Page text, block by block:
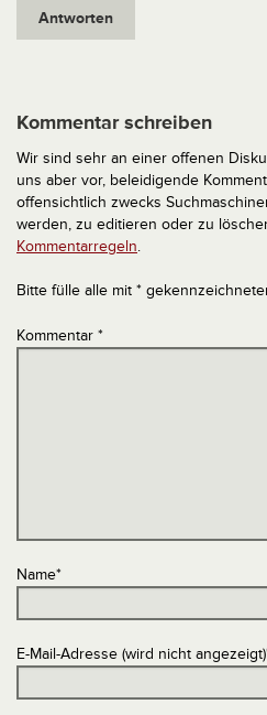
Antworten
Kommentar schreiben
Wir sind sehr an einer offenen
uns aber vor, beleidigende
offensichtlich zwecks
werden, zu editieren oder zu
Kommentarregeln.
Bitte fülle alle mit *
Kommentar *
Name*
E-Mail-Adresse (wird nicht angezeigt)